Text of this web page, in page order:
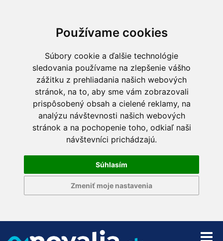
Používame cookies
Súbory cookie a ďalšie technológie
sledovania používame na zlepšenie vášho
zážitku z prehliadania našich webových
stránok, na to, aby sme vám zobrazovali
prispôsobený obsah a cielené reklamy, na
analýzu návštevnosti našich webových
stránok a na pochopenie toho, odkiaľ naši
návštevníci prichádzajú.
Súhlasím
Zmeniť moje nastavenia